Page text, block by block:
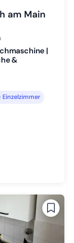
am Main
|
&
Einzelzimmer